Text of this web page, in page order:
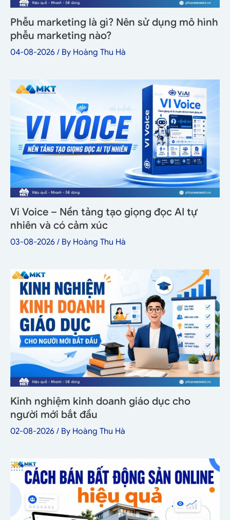
Phễu marketing là gì? Nên sử dụng mô hình
phễu marketing nào?
04-08-2026 / By Hoàng Thu Hà
Vi Voice – Nền tảng tạo giọng đọc AI tự
nhiên và có cảm xúc
03-08-2026 / By Hoàng Thu Hà
Kinh nghiệm kinh doanh giáo dục cho
người mới bắt đầu
02-08-2026 / By Hoàng Thu Hà